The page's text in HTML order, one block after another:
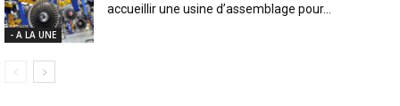
- A LA UNE
accueillir une usine d’assemblage pour...